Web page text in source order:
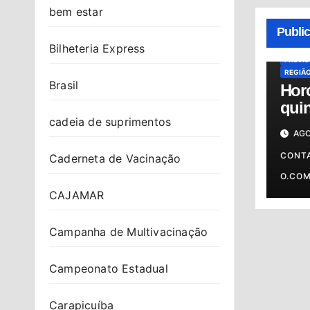
bem estar
Bilheteria Express
Brasil
cadeia de suprimentos
Caderneta de Vacinação
CAJAMAR
Campanha de Multivacinação
Campeonato Estadual
Carapicuíba
06/
o
O.COM